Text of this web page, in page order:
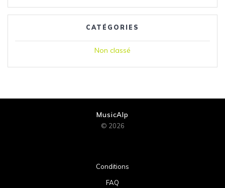
CATÉGORIES
Non classé
MusicAlp
© 2026
Conditions
FAQ